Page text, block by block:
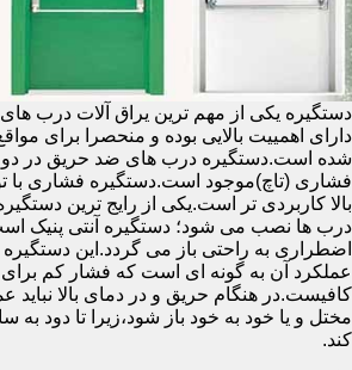
دستگیره یکی از مهم ترین یراق آلات درب
دارای اهمییت بالایی بوده و منحصرا برای
شده است.دستگیره درب های ضد حریق در دو
فشاری (تاچ)موجود است.دستگیره فشاری با
بالا کاربردی تر است.یکی از رایج ترین
درب ها نصب می شود؛ دستگیره آنتی پنیک
اضطراری به راحتی باز می گردد.این
عملکرد آن به گونه ای است که فشار کم
کافیست.در هنگام حریق و در دمای بالا نباید
مختل و یا خود به خود باز شود،زیرا تا دود
کند.